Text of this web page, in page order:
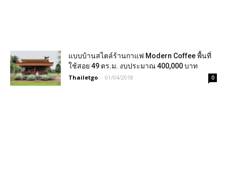
แบบบ้านสไตล์ร้านกาแฟ Modern Coffee พื้นที่
ใช้สอย 49 ตร.ม. งบประมาณ 400,000 บาท
Thailetgo - 01/04/2018 0